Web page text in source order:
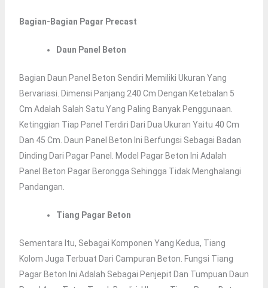
Bagian-Bagian Pagar Precast
Daun Panel Beton
Bagian Daun Panel Beton Sendiri Memiliki Ukuran Yang
Bervariasi. Dimensi Panjang 240 Cm Dengan Ketebalan 5
Cm Adalah Salah Satu Yang Paling Banyak Penggunaan.
Ketinggian Tiap Panel Terdiri Dari Dua Ukuran Yaitu 40 Cm
Dan 45 Cm. Daun Panel Beton Ini Berfungsi Sebagai Badan
Dinding Dari Pagar Panel. Model Pagar Beton Ini Adalah
Panel Beton Pagar Berongga Sehingga Tidak Menghalangi
Pandangan.
Tiang Pagar Beton
Sementara Itu, Sebagai Komponen Yang Kedua, Tiang
Kolom Juga Terbuat Dari Campuran Beton. Fungsi Tiang
Pagar Beton Ini Adalah Sebagai Penjepit Dan Tumpuan Daun